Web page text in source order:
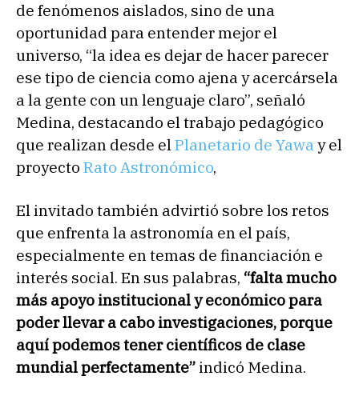
de fenómenos aislados, sino de una
oportunidad para entender mejor el
universo, “la idea es dejar de hacer parecer
ese tipo de ciencia como ajena y acercársela
a la gente con un lenguaje claro”, señaló
Medina, destacando el trabajo pedagógico
que realizan desde elPlanetario de Yawa y el
proyecto Rato Astronómico,
El invitado también advirtió sobre los retos
que enfrenta la astronomía en el país,
especialmente en temas de financiación e
interés social. En sus palabras, “falta mucho
más apoyo institucional y económico para
poder llevar a cabo investigaciones, porque
aquí podemos tener científicos de clase
mundial perfectamente”indicó Medina.